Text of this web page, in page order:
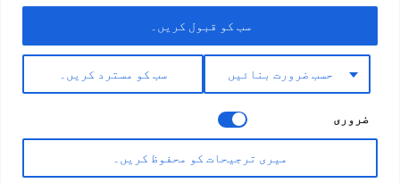
حسب ضرورت بنائیں سب کو مسترد کریں۔
سب کو قبول کریں۔
ضروری
میری ترجیحات کو محفوظ کریں۔
English
Deutsch
Français